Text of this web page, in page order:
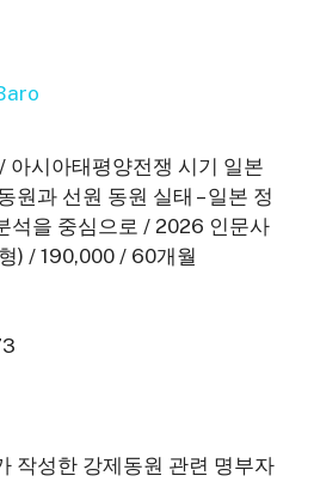
아시아태평양전쟁 시기 일본
원과 선원 동원 실태 – 일본 정
석을 중심으로 / 2026 인문사
) / 190,000 / 60개월
작성한 강제동원 관련 명부자